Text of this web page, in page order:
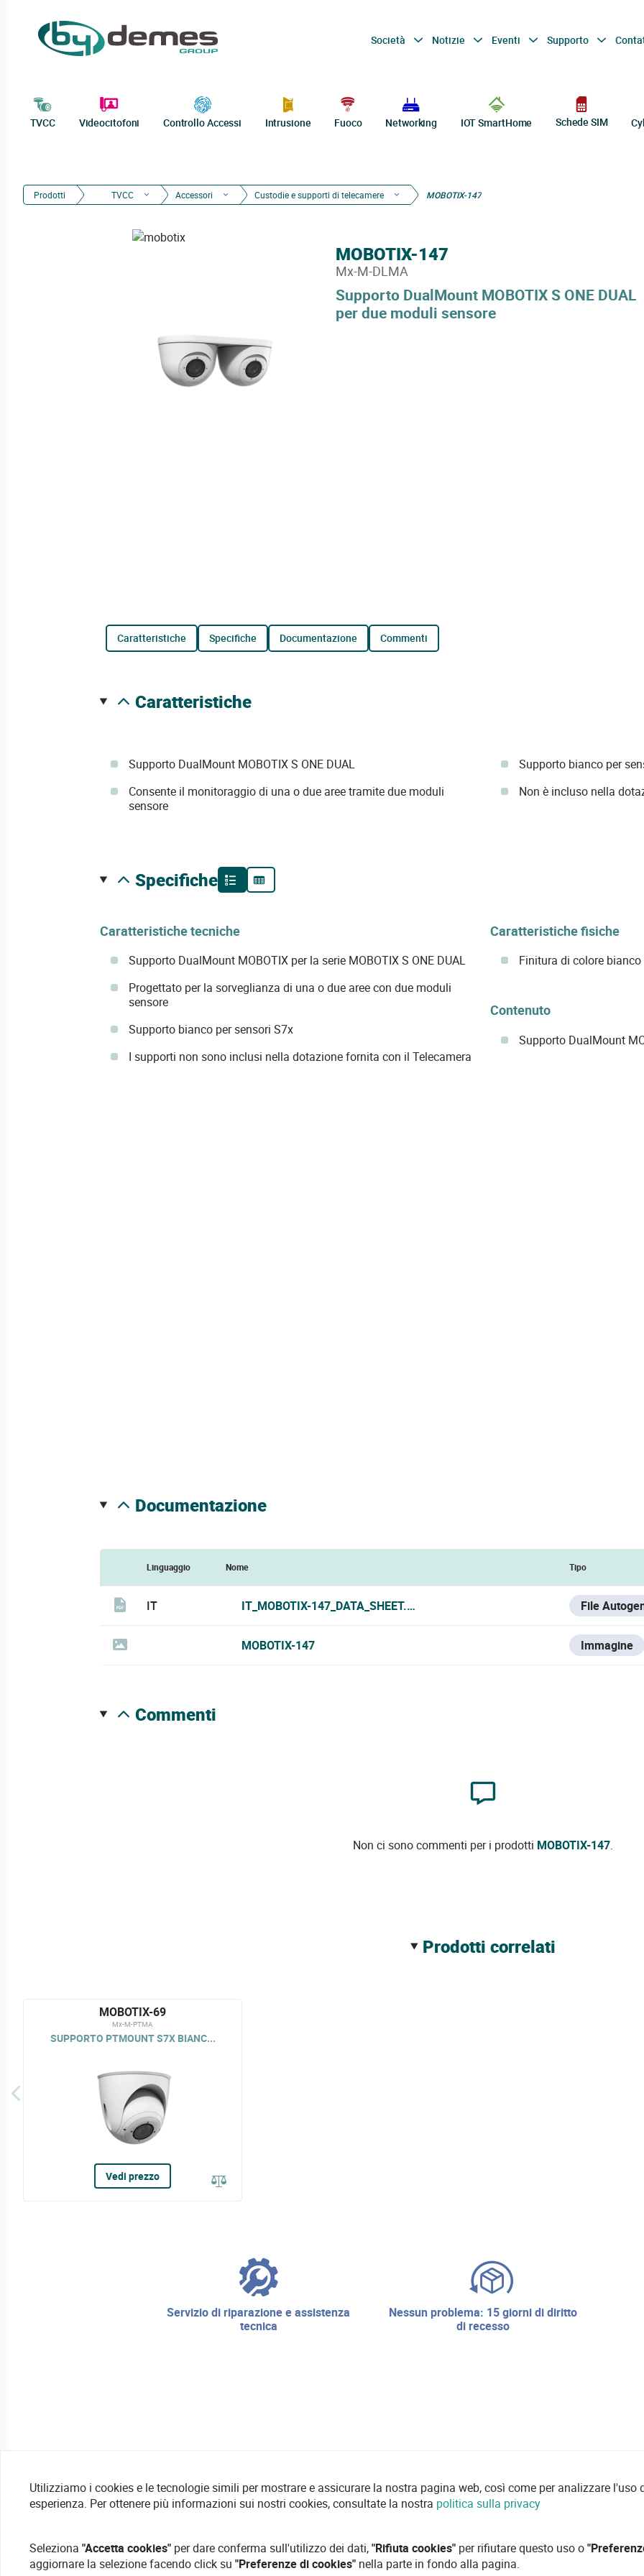
Società Notizie Eventi Supporto
TVCC Videocitofoni Controllo Accessi Intrusione Fuoco Networking IOT SmartHome Schede SIM
Prodotti TVCC Accessori Custodie e supporti di telecamere MOBOTIX-147
Supporto DualMount MOBOTIX S ONE DUAL
per due moduli sensore
MOBOTIX-147
Mx-M-DLMA
caratteristiche specifiche documentazione commenti
caratteristiche
Supporto DualMount MOBOTIX S ONE DUAL
Consente il monitoraggio di una o due aree tramite due moduli
sensore
Supporto bianco per
Non è incluso nella
specifiche
Caratteristiche tecniche
Supporto DualMount MOBOTIX per la serie MOBOTIX S ONE DUAL
Progettato per la sorveglianza di una o due aree con due moduli
sensore
Supporto bianco per sensori S7x
I supporti non sono inclusi nella dotazione fornita con il Telecamera
Caratteristiche fisiche
Finitura di colore bianco
Contenuto
Supporto DualMount
documentazione
Linguaggio Nome Tipo
IT IT_MOBOTIX-147_DATA_SHEET.PDF File
MOBOTIX-147 Immagine
commenti
Non ci sono commenti per i prodotti MOBOTIX-147.
prodotti correlati
MOBOTIX-69
Mx-M-PTMA
SUPPORTO PTMOUNT S7X BIANC...
Vedi prezzo
servizio di riparazione e assistenza
tecnica
nessun problema: 15 giorni di diritto
di recesso
Utilizziamo i cookies e le tecnologie simili per mostrare e assicurare la nostra pagina web, così come per analizzare
esperienza. Per ottenere più informazioni sui nostri cookies, consultate la nostra politica sulla privacy
Seleziona "Accetta cookies" per dare conferma sull'utilizzo dei dati,"Rifiuta cookies" per rifiutare questo uso o
aggiornare la selezione facendo click su "Preferenze di cookies" nella parte in fondo alla pagina.